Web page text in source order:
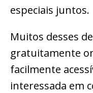
especiais juntos.
Muitos desses
gratuitamente
facilmente
interessada em